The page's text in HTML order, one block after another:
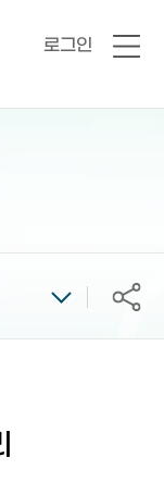
로그인
전
공유